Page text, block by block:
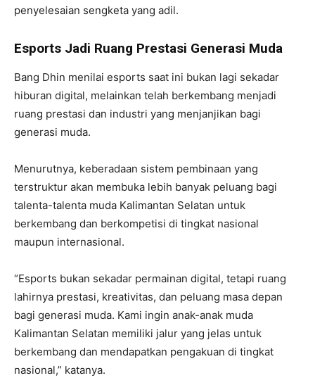
penyelesaian sengketa yang adil.
Esports Jadi Ruang Prestasi Generasi Muda
Bang Dhin menilai esports saat ini bukan lagi sekadar
hiburan digital, melainkan telah berkembang menjadi
ruang prestasi dan industri yang menjanjikan bagi
generasi muda.
Menurutnya, keberadaan sistem pembinaan yang
terstruktur akan membuka lebih banyak peluang bagi
talenta-talenta muda Kalimantan Selatan untuk
berkembang dan berkompetisi di tingkat nasional
maupun internasional.
“Esports bukan sekadar permainan digital, tetapi ruang
lahirnya prestasi, kreativitas, dan peluang masa depan
bagi generasi muda. Kami ingin anak-anak muda
Kalimantan Selatan memiliki jalur yang jelas untuk
berkembang dan mendapatkan pengakuan di tingkat
nasional,” katanya.